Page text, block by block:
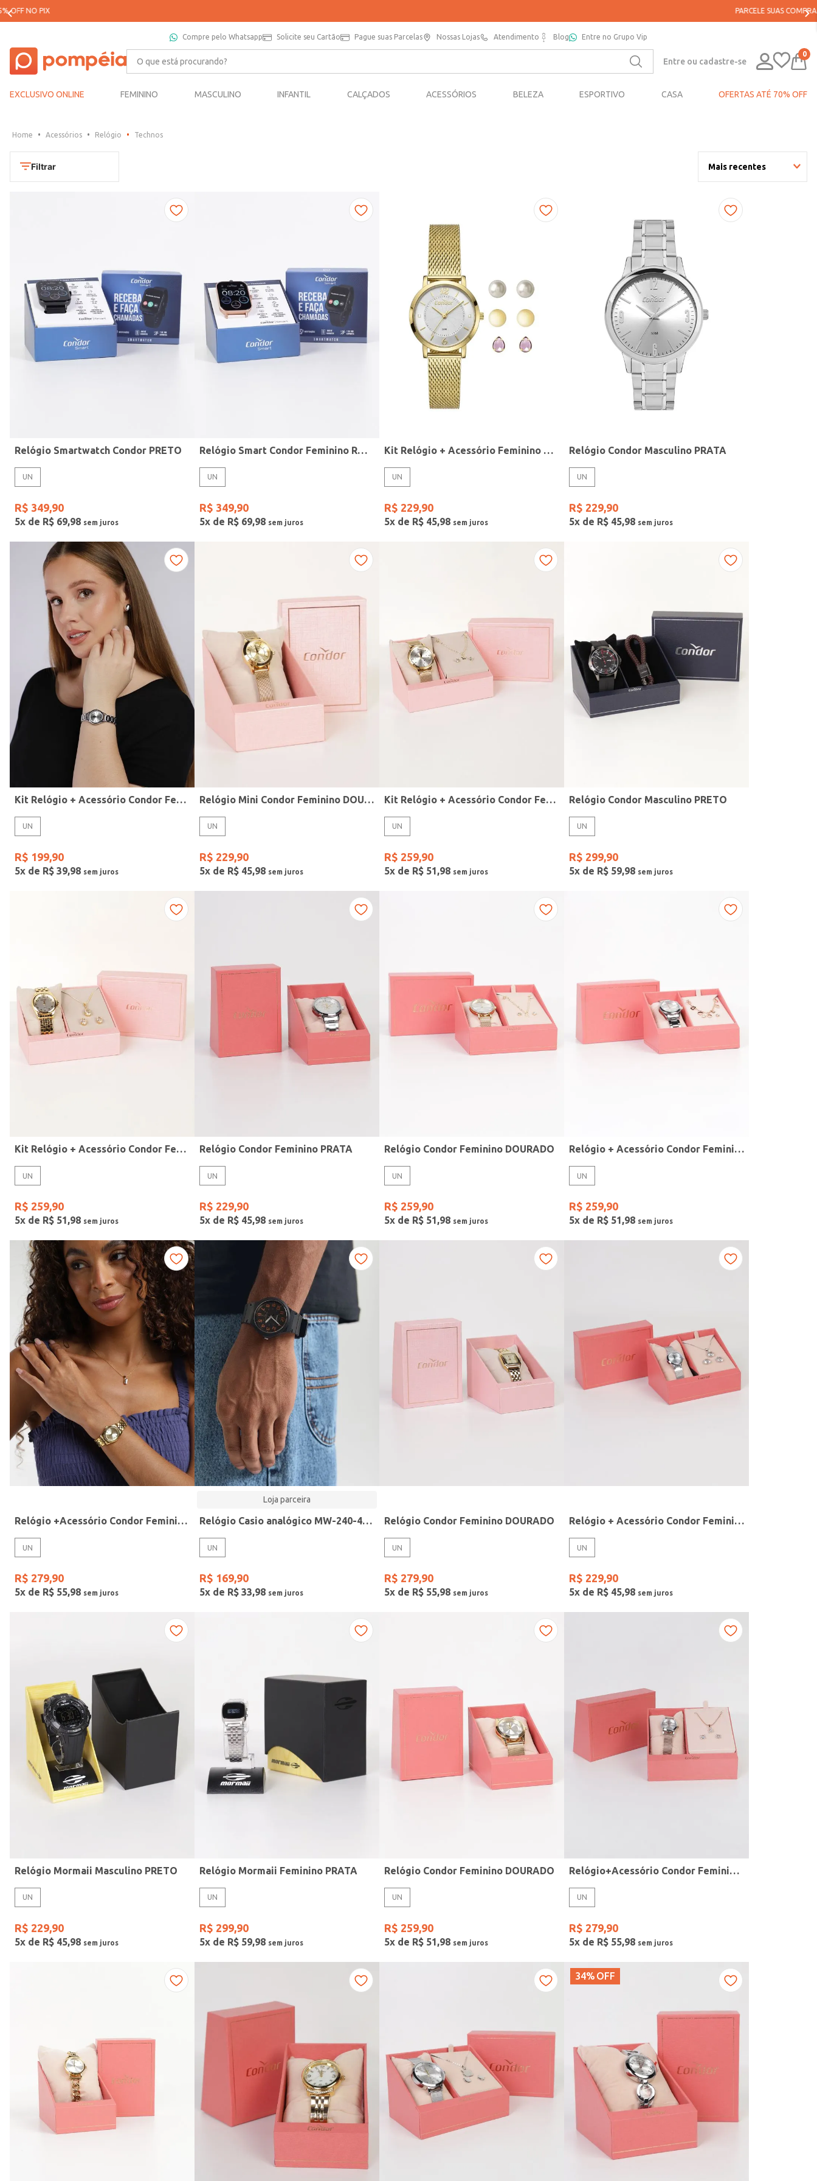
Compre pelo Whatsapp Solicite seu Cartão Pague suas Parcelas Nossas Lojas Atendimento Blog Entre no Grupo Vip
O que está procurando?
Entre ou cadastre-se
0
EXCLUSIVO ONLINE FEMININO MASCULINO INFANTIL CALÇADOS ACESSÓRIOS BELEZA ESPORTIVO CASA OFERTAS ATÉ 70% OFF
Acessórios Relógio Technos
Filtrar Mais recentes
UN
Mormaii
Casio
Gang
Preto
Rose
Vermelho
Estilo
Fitness
Modelo
Modelo de Pulseira
Faixas de preço
– R$ 390,00
Relógio Smartwatch Condor PRETO
UN
R$ 349,90
5x de R$ 69,98
Relógio Smart Condor Feminino ROSE
UN
R$ 349,90
5x de R$ 69,98
Kit Relógio + Acessório Feminino DOURADO
UN
R$ 229,90
5x de R$ 45,98
Relógio Condor Masculino PRATA
UN
R$ 229,90
5x de R$ 45,98
Kit Relógio + Acessório Condor Feminino PRATA
UN
R$ 199,90
5x de R$ 39,98
Relógio Mini Condor Feminino DOURADO
UN
R$ 229,90
5x de R$ 45,98
Kit Relógio + Acessório Condor Feminino DOURADO
UN
R$ 259,90
5x de R$ 51,98
Relógio Condor Masculino PRETO
UN
R$ 299,90
5x de R$ 59,98
Kit Relógio + Acessório Condor Feminino DOURADO
UN
R$ 259,90
5x de R$ 51,98
Relógio Condor Feminino PRATA
UN
R$ 229,90
5x de R$ 45,98
Relógio Condor Feminino DOURADO
UN
R$ 259,90
5x de R$ 51,98
Relógio + Acessório Condor Feminino PRATA
UN
R$ 259,90
5x de R$ 51,98
Relógio +Acessório Condor Feminino DOURADO
UN
R$ 279,90
5x de R$ 55,98
Loja parceira
Relógio Casio analógico MW-240-4BVDF-SC
UN
R$ 169,90
5x de R$ 33,98
Relógio Condor Feminino DOURADO
UN
R$ 279,90
5x de R$ 55,98
Relógio + Acessório Condor Feminino PRATA
UN
R$ 229,90
5x de R$ 45,98
Relógio Mormaii Masculino PRETO
UN
R$ 229,90
5x de R$ 45,98
Relógio Mormaii Feminino PRATA
UN
R$ 299,90
5x de R$ 59,98
Relógio Condor Feminino DOURADO
UN
R$ 259,90
5x de R$ 51,98
Relógio+Acessório Condor Feminino ROSE
UN
R$ 279,90
5x de R$ 55,98
34% OFF